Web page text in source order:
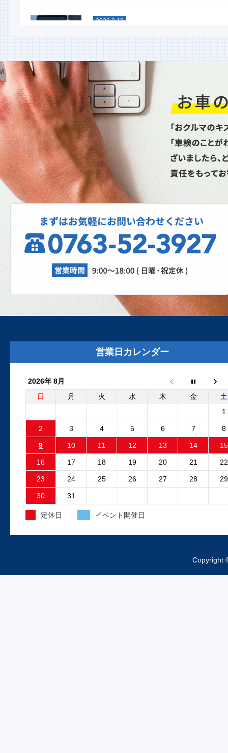
2026.3.18
タイヤ性能比較テスト命を預ける重要なタ
イヤ。単なる噂やネット情...
2026.1.6
新年あけましておめでとうござ
ます
昨年は格別のお引立てを賜り厚く御礼申し
上げます。本年もどうぞよろしくお願い申
し上げます。本日より通常...
スパネージ（スポット溶接機）
理、成功なるか！？
自動車修理工場では、日々さまざまな設備
が活躍しています。リフト、各エアツー
ル、溶接機、診断機etc....
2025.8.29
外装リニューアルしました
た。グレーの建物と新しいロゴマークの看
板が目印です。Google...
フリーランダー2 電動ファンコ
ントロールユニット 純正品と
外品比較
フリーランダー2でエンジン停止後も電動
ファンが回り続ける故障が発生しました。
故障原因はファンコントロ...
外装工事中のお知らせ
昨日より、工場の外装工事が始まっており
営業日カレンダー
2026年 8月
日
月 火 水 木 金
土
1
2 3 4 5 6 7 8
9 10 11 12 13 14 15
16 17 18 19 20 21 22
23 24 25 26 27 28 29
30 31
定休日 イベント開催日
Copyright